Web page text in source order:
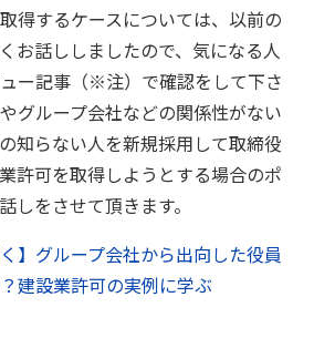
得するケースについては、以前の
お話ししましたので、気になる人
ー記事（※注）で確認をして下さ
グループ会社などの関係性がない
知らない人を新規採用して取締役
許可を取得しようとする場合のポ
しをさせて頂きます。
】グループ会社から出向した役員
建設業許可の実例に学ぶ